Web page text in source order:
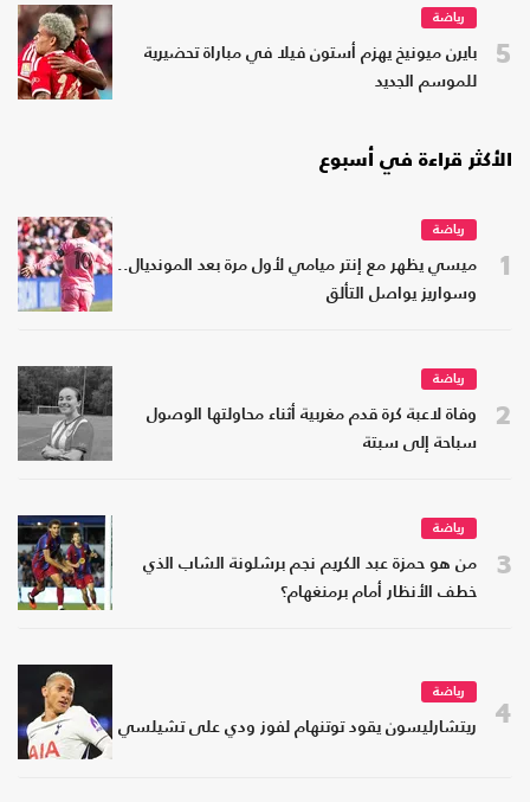
5
رياضة
بايرن ميونيخ يهزم أستون فيلا في مباراة تحضيرية
للموسم الجديد
الأكثر قراءة في أسبوع
1
رياضة
ميسي يظهر مع إنتر ميامي لأول مرة بعد المونديال..
وسواريز يواصل التألق
2
رياضة
وفاة لاعبة كرة قدم مغربية أثناء محاولتها الوصول
سباحة إلى سبتة
3
رياضة
من هو حمزة عبد الكريم نجم برشلونة الشاب الذي
خطف الأنظار أمام برمنغهام؟
4
رياضة
ريتشارليسون يقود توتنهام لفوز ودي على تشيلسي